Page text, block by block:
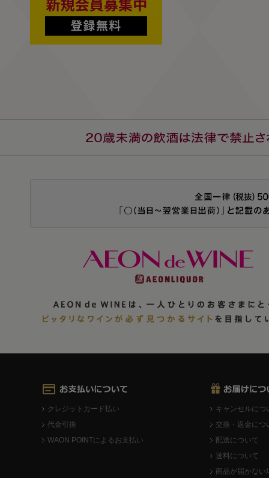
クレジットカード払い
代金引換
WAON POINTによるお支払い
キャンセルにつ
交換・返金につ
配送について
送料について
商品が届かない